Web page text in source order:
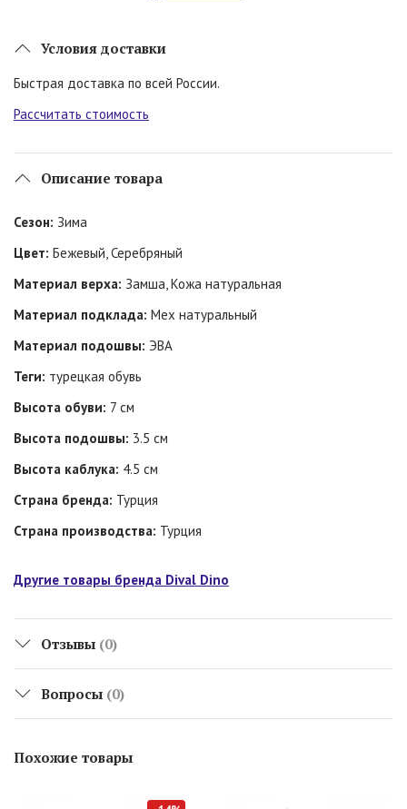
Условия доставки
Быстрая доставка по всей России.
Рассчитать стоимость
Описание товара
Сезон: Зима
Цвет: Бежевый, Серебряный
Материал верха: Замша, Кожа натуральная
Материал подклада: Мех натуральный
Материал подошвы: ЭВА
Теги: турецкая обувь
Высота обуви: 7 см
Высота подошвы: 3.5 см
Высота каблука: 4.5 см
Страна бренда: Турция
Страна производства: Турция
Другие товары бренда Dival Dino
Отзывы (0)
Вопросы (0)
Похожие товары